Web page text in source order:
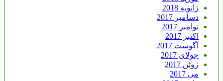
ژانویه 2018
دسامبر 2017
نوامبر 2017
اکتبر 2017
آگوست 2017
جولای 2017
ژوئن 2017
می 2017